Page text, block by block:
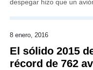
despegar hizo que un
8 enero, 2016
El sólido 2015
récord de 762